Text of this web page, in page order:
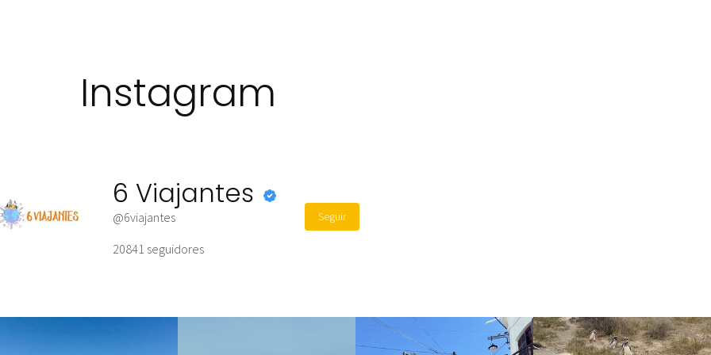
Instagram
6 Viajantes
@6viajantes
20841 seguidores
Seguir